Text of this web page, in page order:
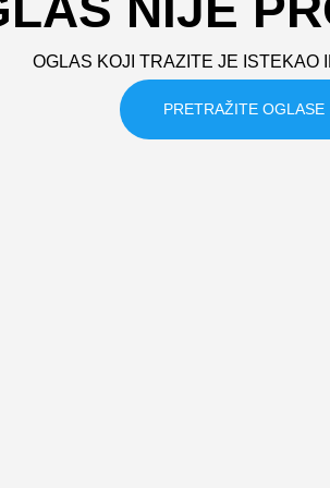
OGLAS KOJI TRAZITE JE ISTEKAO
PRETRAŽITE OGLASE